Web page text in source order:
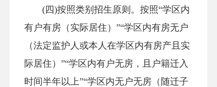
(四)按照类别招生原则。按照“学区内
有户有房 （实际居住） ”“学区内有房无户
（法定监护人或本人在学区内有房产 且实
际居住） ”“学区内有户无房，且户籍迁入
时间半年以上”“学区内无户无房（随迁子